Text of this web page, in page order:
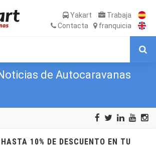
Yakart
Trabaja
Contacta
franquicia
de Autocaravanas
10% DE DESCUENTO EN TU